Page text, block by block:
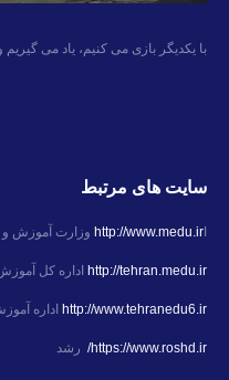
با یکدیگر بازی می کنیم، یاد می
سایت های مرتبط
http://www.medu.ir وزارت آموزش
http://tehran.medu.ir اداره کل
http://www.tehranedu6.ir اداره
https://www.roshd.ir/ رشد